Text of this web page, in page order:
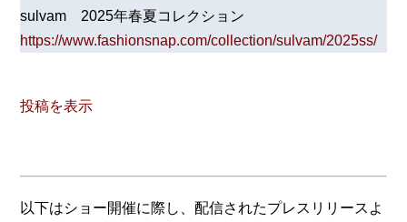
sulvam 2025年春夏コレクション
https://www.fashionsnap.com/collection/sulvam/2025ss/
投稿を表示
以下はショー開催に際し、配信されたプレスリリースよ